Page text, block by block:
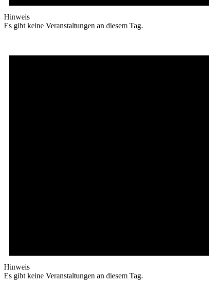
Hinweis
Es gibt keine Veranstaltungen an diesem Tag.
Hinweis
Es gibt keine Veranstaltungen an diesem Tag.